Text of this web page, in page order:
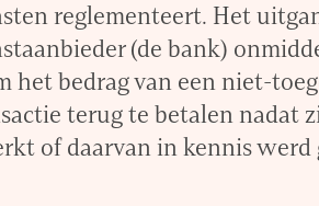
reglementeert. Het
(de bank)
het bedrag van een niet-
terug te betalen nadat
of daarvan in kennis werd